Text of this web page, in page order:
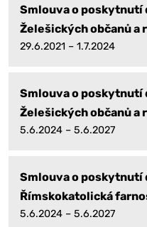
Smlouva o poskytnutí
Želešických občanů a
29.6.2021 – 1.7.2024
Smlouva o poskytnutí
Želešických občanů a
5.6.2024 – 5.6.2027
Smlouva o poskytnutí
Římskokatolická
5.6.2024 – 5.6.2027